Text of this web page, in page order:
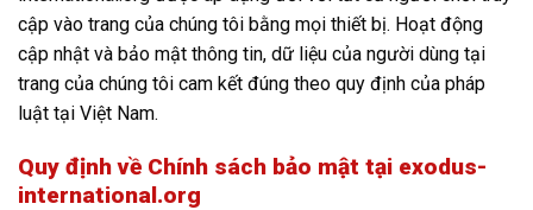
cập vào trang của chúng tôi bằng mọi thiết bị. Hoạt động
cập nhật và bảo mật thông tin, dữ liệu của người dùng tại
trang của chúng tôi cam kết đúng theo quy định của pháp
luật tại Việt Nam.
Quy định về Chính sách bảo mật tại exodus-
international.org